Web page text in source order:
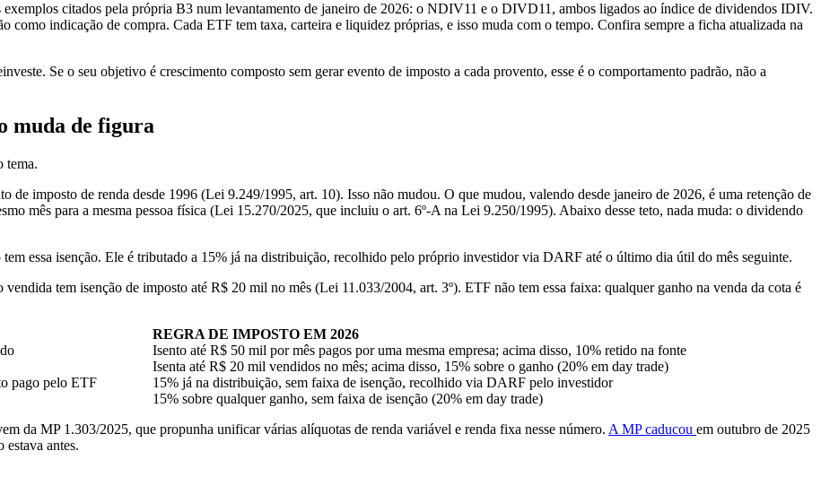
exemplos citados pela própria B3 num levantamento de janeiro de 2026: o NDIV11 e o DIVD11, ambos ligados ao índice de dividendos IDIV.
como indicação de compra. Cada ETF tem taxa, carteira e liquidez próprias, e isso muda com o tempo. Confira sempre a ficha atualizada na
Se o seu objetivo é crescimento composto sem gerar evento de imposto a cada provento, esse é o comportamento padrão, não a
muda de figura
tema.
de imposto de renda desde 1996 (Lei 9.249/1995, art. 10). Isso não mudou. O que mudou, valendo desde janeiro de 2026, é uma retenção de
mês para a mesma pessoa física (Lei 15.270/2025, que incluiu o art. 6º-A na Lei 9.250/1995). Abaixo desse teto, nada muda: o dividendo
essa isenção. Ele é tributado a 15% já na distribuição, recolhido pelo próprio investidor via DARF até o último dia útil do mês seguinte.
tem isenção de imposto até R$ 20 mil no mês (Lei 11.033/2004, art. 3º). ETF não tem essa faixa: qualquer ganho na venda da cota é
REGRA DE IMPOSTO EM 2026
Isento até R$ 50 mil por mês pagos por uma mesma empresa; acima disso, 10% retido na fonte
Isenta até R$ 20 mil vendidos no mês; acima disso, 15% sobre o ganho (20% em day trade)
pago pelo ETF
15% já na distribuição, sem faixa de isenção, recolhido via DARF pelo investidor
15% sobre qualquer ganho, sem faixa de isenção (20% em day trade)
da MP 1.303/2025, que propunha unificar várias alíquotas de renda variável e renda fixa nesse número. A MP caducou em outubro de 2025
antes.